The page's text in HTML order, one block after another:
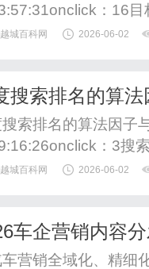
：16
转化率动态调整点
计合并分析，避免重
越城百科网 2026-06-02
搜索排名的算
索排名的算法因子
：3搜
面质量，2025年起
词，发布时间越近
越城百科网 2026-06-02
车企营销内容
指南
营销全域化、精细